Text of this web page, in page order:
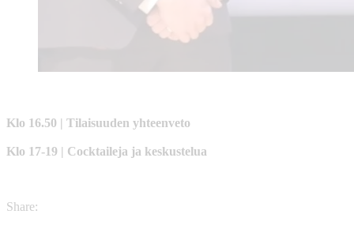
Klo 16.50 | Tilaisuuden yhteenveto
Klo 17-19 | Cocktaileja ja keskustelua
Share: